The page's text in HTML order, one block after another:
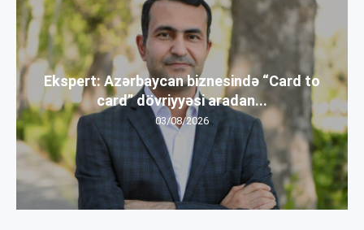
Ekspert: Azərbaycan biznesində “Card to
card” dövriyyəsi aradan...
03/08/2026